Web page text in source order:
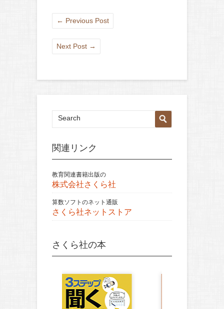
← Previous Post
Next Post →
関連リンク
教育関連書籍出版の
株式会社さくら社
算数ソフトのネット通販
さくら社ネットストア
さくら社の本